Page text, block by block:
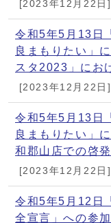
[2023年12月22日]
令和5年5月13日
良まもりたい」
スタ2023」にお
[2023年12月22日]
令和5年5月13日
良まもりたい」
和郡山店での啓
[2023年12月22日]
令和5年5月12日
全宣言」への参加